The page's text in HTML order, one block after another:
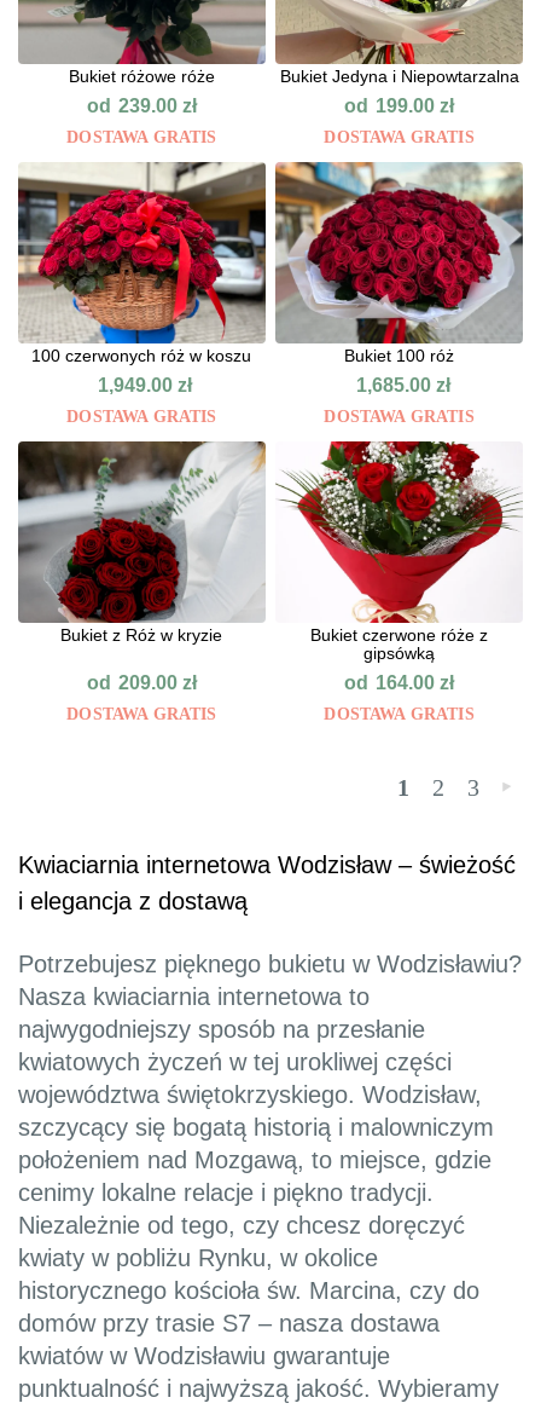
Bukiet różowe róże
od 239.00 zł
DOSTAWA GRATIS
Bukiet Jedyna i Niepowtarzalna
od 199.00zł
DOSTAWA GRATIS
100 czerwonych róż w koszu
1,949.00zł
DOSTAWA GRATIS
Bukiet 100 róż
1,685.00 zł
DOSTAWA GRATIS
Bukiet z Róż w kryzie
od 209.00 zł
DOSTAWA GRATIS
Bukiet czerwone róże z
gipsówką
od 164.00zł
DOSTAWA GRATIS
1 2 3 »
Kwiaciarnia internetowa Wodzisław – świeżość
i elegancja z dostawą
Potrzebujesz pięknego bukietu w Wodzisławiu?
Nasza kwiaciarnia internetowa to
najwygodniejszy sposób na przesłanie
kwiatowych życzeń w tej urokliwej części
województwa świętokrzyskiego. Wodzisław,
szczycący się bogatą historią i malowniczym
położeniem nad Mozgawą, to miejsce, gdzie
cenimy lokalne relacje i piękno tradycji.
Niezależnie od tego, czy chcesz doręczyć
kwiaty w pobliżu Rynku, w okolice
historycznego kościoła św. Marcina, czy do
domów przy trasie S7 – nasza dostawa
kwiatów w Wodzisławiu gwarantuje
punktualność i najwyższą jakość. Wybieramy